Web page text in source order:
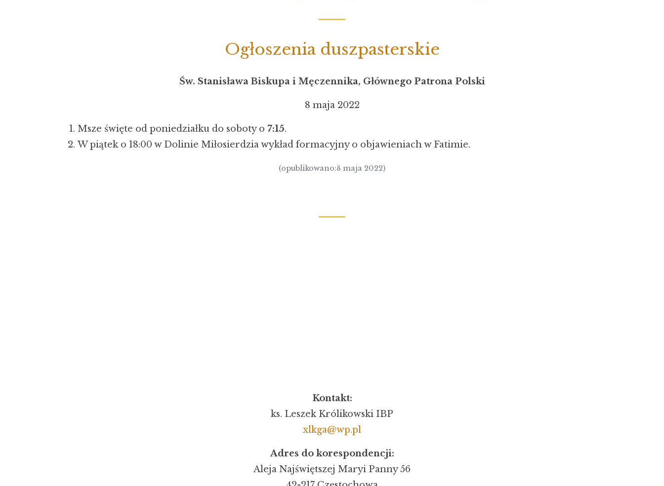
Ogłoszenia duszpasterskie
Św. Stanisława Biskupa i Męczennika, Głównego Patrona Polski
8 maja 2022
Msze święte od poniedziałku do soboty o 7:15.
W piątek o 18:00 w Dolinie Miłosierdzia wykład formacyjny o objawieniach w Fatimie.
(opublikowano:8 maja 2022)
Kontakt:
ks. Leszek Królikowski IBP
xlkga@wp.pl
Adres do korespondencji:
Aleja Najświętszej Maryi Panny 56